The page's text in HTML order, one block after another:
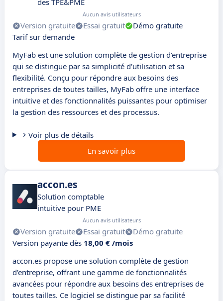
des TPE&PME
Aucun avis utilisateurs
Version gratuite Essai gratuit
Démo gratuite
Tarif sur demande
MyFab est une solution complète de gestion d'entreprise
qui se distingue par sa simplicité d'utilisation et sa
flexibilité. Conçu pour répondre aux besoins des
entreprises de toutes tailles, MyFab offre une interface
intuitive et des fonctionnalités puissantes pour optimiser
la gestion des ressources et des processus.
Voir plus de détails
En savoir plus
accon.es
Solution comptable
intuitive pour PME
Aucun avis utilisateurs
Version gratuite Essai gratuit
Démo gratuite
Version payante dès 18,00 € /mois
accon.es propose une solution complète de gestion
d'entreprise, offrant une gamme de fonctionnalités
avancées pour répondre aux besoins des entreprises de
toutes tailles. Ce logiciel se distingue par sa facilité